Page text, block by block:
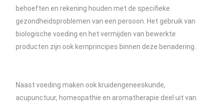
behoeften en rekening houden met de specifieke
gezondheidsproblemen van een persoon. Het gebruik van
biologische voeding en het vermijden van bewerkte
producten zijn ook kernprincipes binnen deze benadering.
Naast voeding maken ook kruidengeneeskunde,
acupunctuur, homeopathie en aromatherapie deel uit van